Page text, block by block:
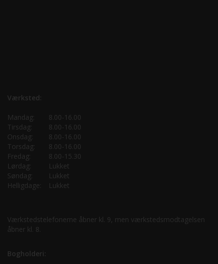
Værksted:
Mandag:
8.00-16.00
Tirsdag:
8.00-16.00
Onsdag:
8.00-16.00
Torsdag:
8.00-16.00
Fredag:
8.00-15.30
Lørdag:
Lukket
Søndag:
Lukket
Helligdage:
Lukket
Værkstedstelefonerne åbner kl. 9, men værkstedsmodtagelsen
åbner kl. 8.
Bogholderi: